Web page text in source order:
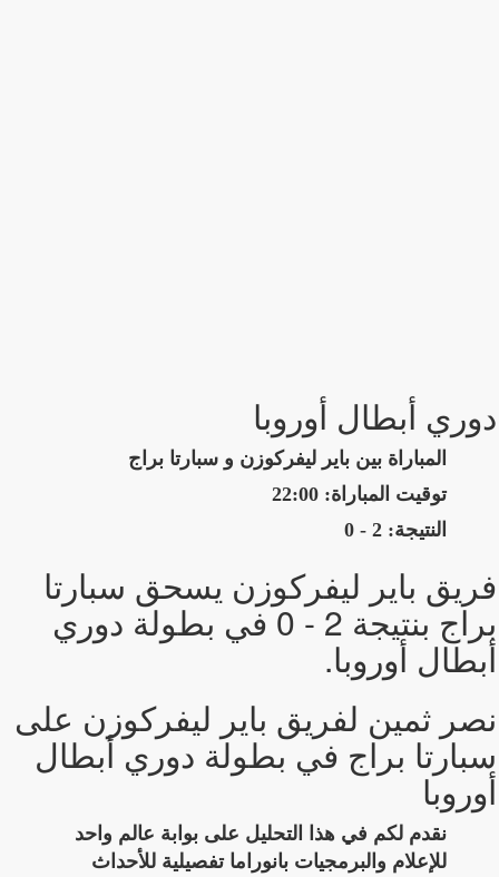
دوري أبطال أوروبا
المباراة بين باير ليفركوزن و سبارتا براج
توقيت المباراة: 22:00
النتيجة: 2 - 0
فريق باير ليفركوزن يسحق سبارتا
براج بنتيجة 2 - 0 في بطولة دوري
أبطال أوروبا.
نصر ثمين لفريق باير ليفركوزن على
سبارتا براج في بطولة دوري أبطال
أوروبا
نقدم لكم في هذا التحليل على بوابة عالم واحد
للإعلام والبرمجيات بانوراما تفصيلية للأحداث